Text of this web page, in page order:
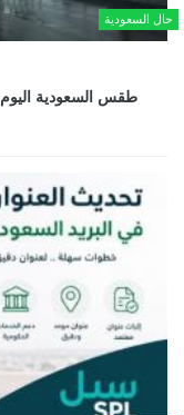
حال السعودية